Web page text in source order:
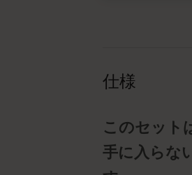
仕様
このセット
手に入らな